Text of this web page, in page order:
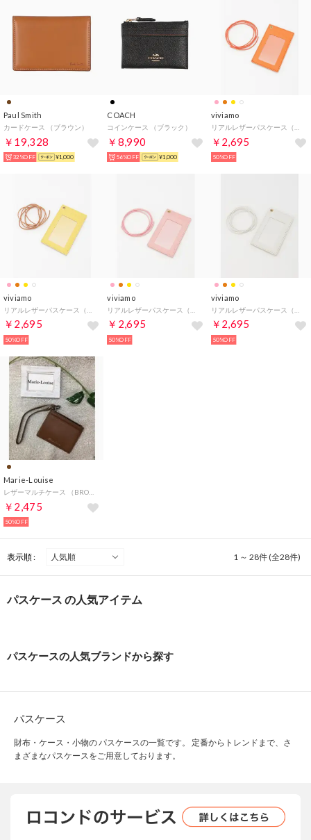
Paul Smith
カードケース （ブラウン）
￥19,328
32%OFF ¥1,000
COACH
コインケース （ブラック）
￥8,990
56%OFF ¥1,000
viviamo
￥2,695
50%OFF
viviamo
￥2,695
50%OFF
viviamo
￥2,695
50%OFF
viviamo
￥2,695
50%OFF
Marie-Louise
￥2,475
50%OFF
表示順 : 1 ～ 28件 (全28件)
パスケース の人気アイテム
パスケースの人気ブランドから探す
パスケース
財布・ケース・小物の パスケースの一覧です。 定番からトレンドまで、さ
まざまなパスケースをご用意しております。